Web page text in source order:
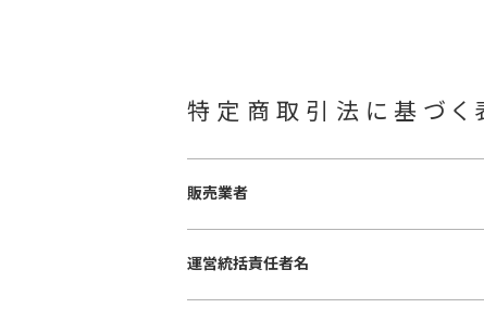
特定商取引法に基づく
販売業者
運営統括責任者名